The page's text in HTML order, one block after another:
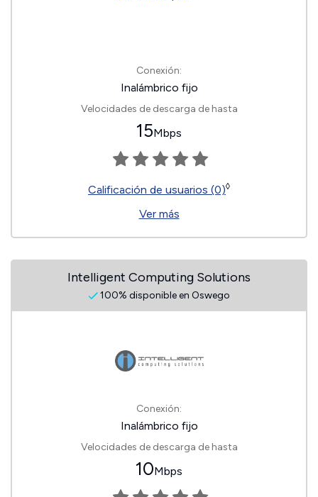
Conexión:
Inalámbrico fijo
Velocidades de descarga de hasta
15Mbps
Calificación de usuarios (0)◊
Ver más
Intelligent Computing Solutions
100% disponible en Oswego
Conexión:
Inalámbrico fijo
Velocidades de descarga de hasta
10Mbps